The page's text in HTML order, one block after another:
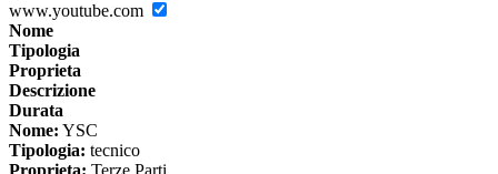
www.youtube.com
Nome
Tipologia
Proprieta
Descrizione
Durata
Nome: YSC
Tipologia: tecnico
Proprieta: Terze Parti